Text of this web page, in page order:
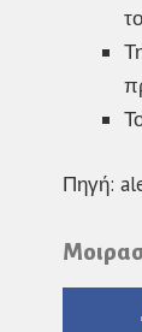
Πηγή: